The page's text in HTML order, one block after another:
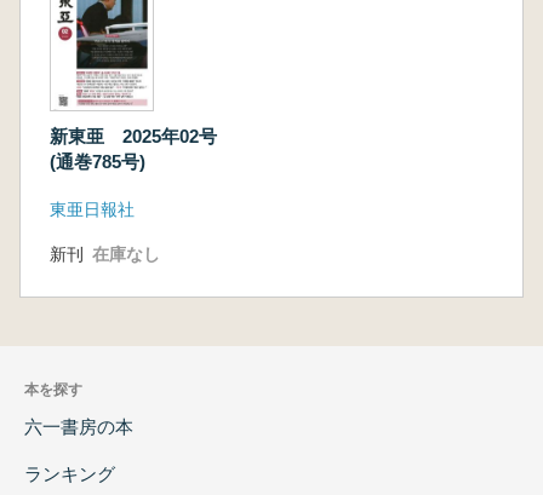
新東亜 2025年02号
(通巻785号)
東亜日報社
新刊 在庫なし
本を探す
六一書房の本
ランキング